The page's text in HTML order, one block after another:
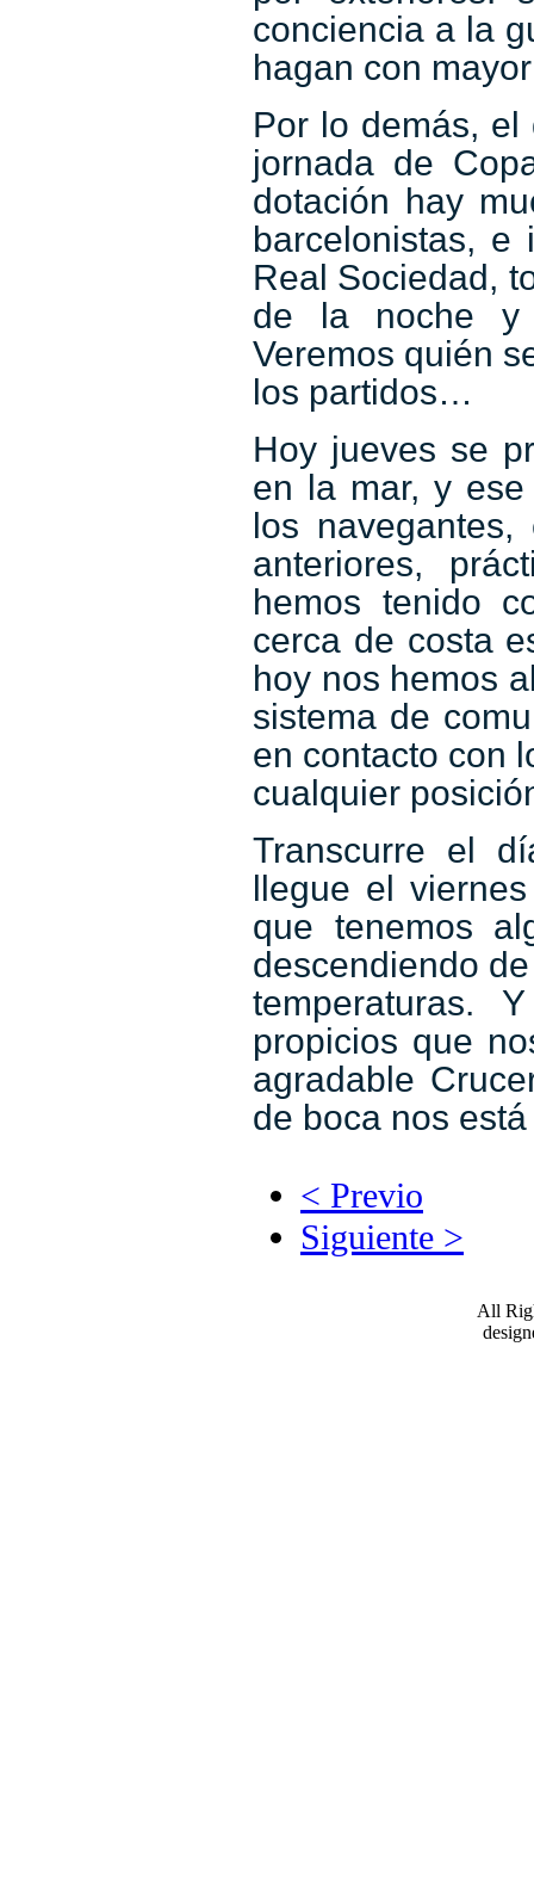
conciencia a la
hagan con
Por lo demás,
jornada de
dotación hay
barcelonistas,
Real Sociedad,
de la noche y
Veremos quién
los partidos…
Hoy jueves se
en la mar, y
los
anteriores,
hemos tenido
cerca de costa
hoy nos hemos
sistema de
en contacto con
cualquier
Transcurre el
llegue el
que tenemos
descendiendo
temperaturas.
propicios que
agradable
de boca nos
< Previo
Siguiente >
All